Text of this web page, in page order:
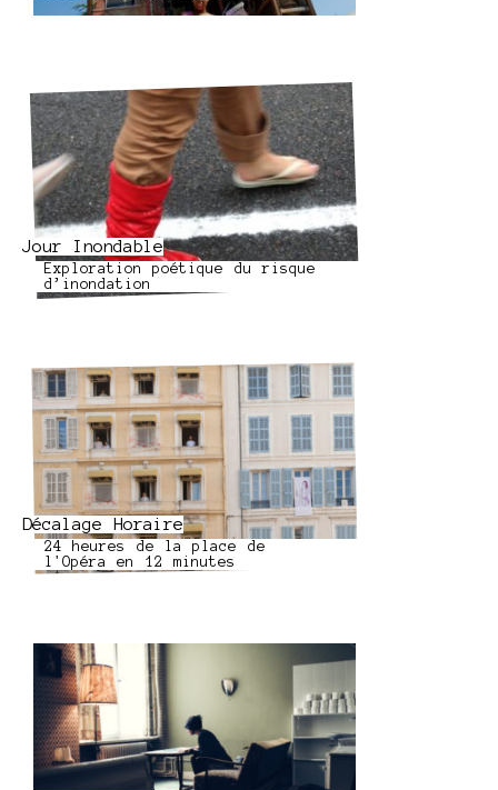
Jour Inondable
Exploration poétique du risque
d’inondation
Décalage Horaire
24 heures de la place de
l'Opéra en 12 minutes